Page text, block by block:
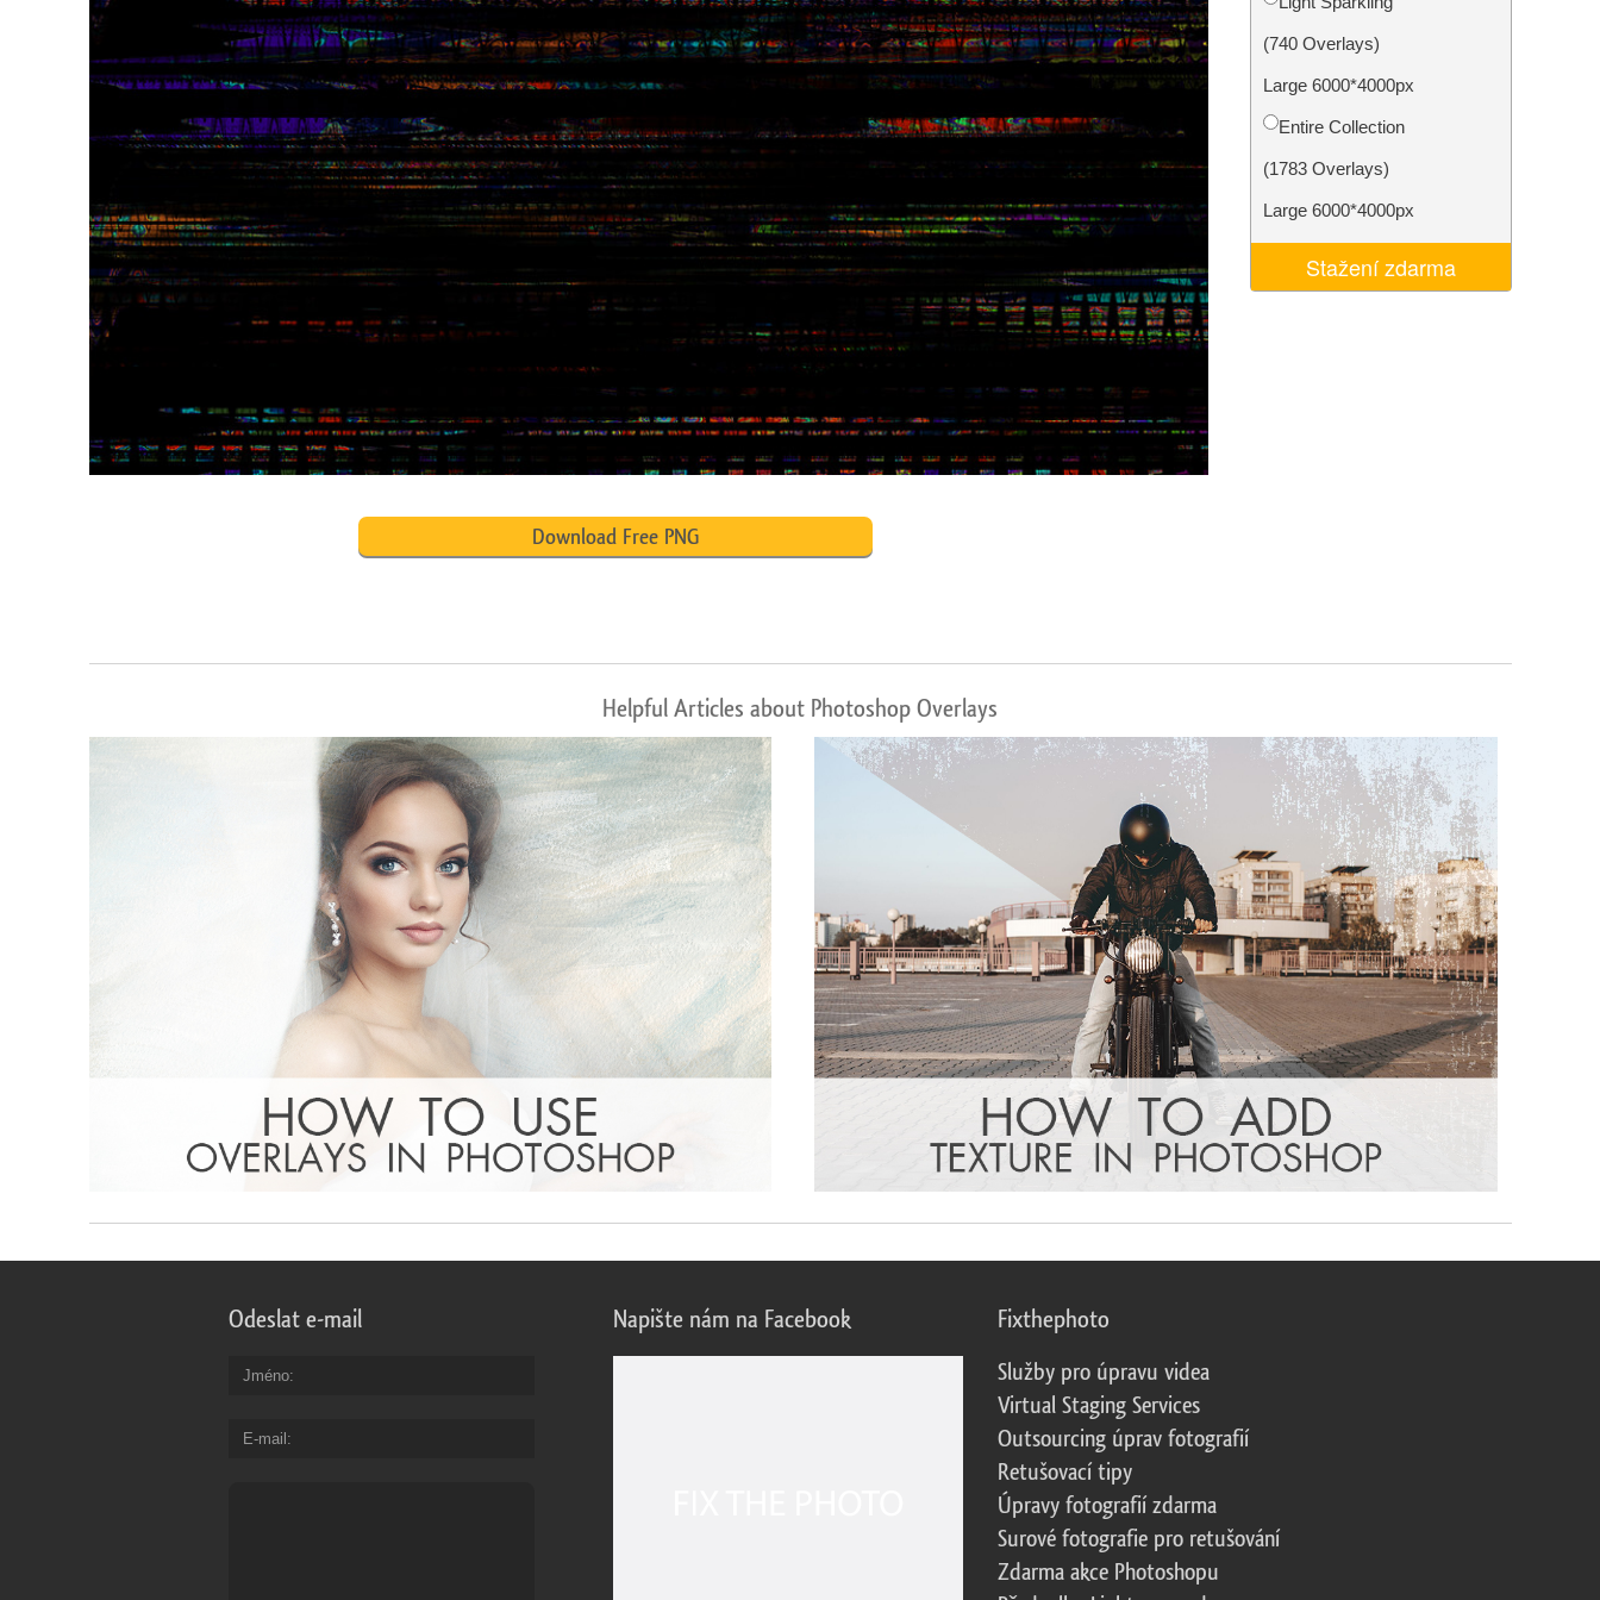
Služby retušování produktů Služby retušování šperků Data pro výcvik AI Video Editing Services
(740 Overlays)
Large 6000*4000px
Entire Collection
(1783 Overlays)
Large 6000*4000px
Stažení zdarma
Download Free PNG
Helpful Articles about Photoshop Overlays
Odeslat e-mail
Jméno
E-mail
Napište nám na Facebook Fixthephoto
Služby pro úpravu videa
Virtual Staging Services
Outsourcing úprav fotografií
Retušovací tipy
Úpravy fotografií zdarma
Surové fotografie pro retušování
Zdarma akce Photoshopu